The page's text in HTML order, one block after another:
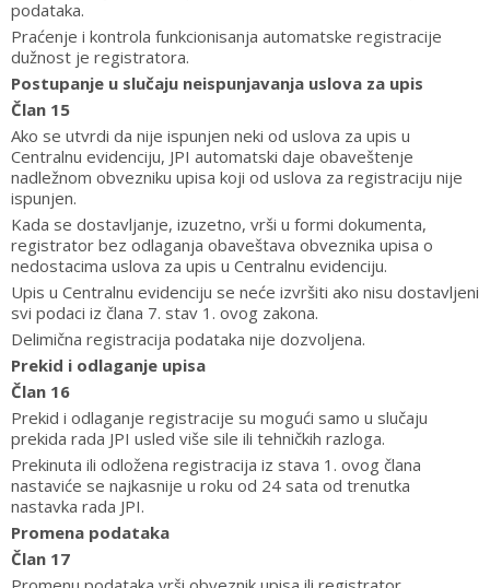
podataka.
Praćenje i kontrola funkcionisanja automatske registracije
dužnost je registratora.
Postupanje u slučaju neispunjavanja uslova za upis
Član 15
Ako se utvrdi da nije ispunjen neki od uslova za upis u
Centralnu evidenciju, JPI automatski daje obaveštenje
nadležnom obvezniku upisa koji od uslova za registraciju nije
ispunjen.
Kada se dostavljanje, izuzetno, vrši u formi dokumenta,
registrator bez odlaganja obaveštava obveznika upisa o
nedostacima uslova za upis u Centralnu evidenciju.
Upis u Centralnu evidenciju se neće izvršiti ako nisu dostavljeni
svi podaci iz člana 7. stav 1. ovog zakona.
Delimična registracija podataka nije dozvoljena.
Prekid i odlaganje upisa
Član 16
Prekid i odlaganje registracije su mogući samo u slučaju
prekida rada JPI usled više sile ili tehničkih razloga.
Prekinuta ili odložena registracija iz stava 1. ovog člana
nastaviće se najkasnije u roku od 24 sata od trenutka
nastavka rada JPI.
Promena podataka
Član 17